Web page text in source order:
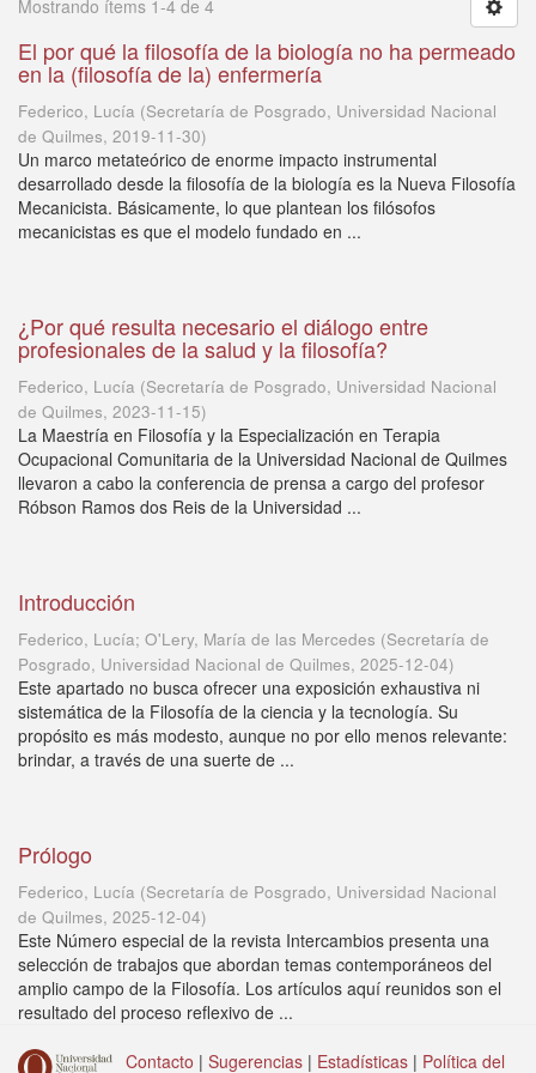
Mostrando ítems 1-4 de 4
El por qué la filosofía de la biología no ha permeado
en la (filosofía de la) enfermería
Federico, Lucía (Secretaría de Posgrado, Universidad Nacional
de Quilmes, 2019-11-30)
Un marco metateórico de enorme impacto instrumental
desarrollado desde la filosofía de la biología es la Nueva Filosofía
Mecanicista. Básicamente, lo que plantean los filósofos
mecanicistas es que el modelo fundado en ...
¿Por qué resulta necesario el diálogo entre
profesionales de la salud y la filosofía?
Federico, Lucía (Secretaría de Posgrado, Universidad Nacional
de Quilmes, 2023-11-15)
La Maestría en Filosofía y la Especialización en Terapia
Ocupacional Comunitaria de la Universidad Nacional de Quilmes
llevaron a cabo la conferencia de prensa a cargo del profesor
Róbson Ramos dos Reis de la Universidad ...
Introducción
Federico, Lucía; O'Lery, María de las Mercedes (Secretaría de
Posgrado, Universidad Nacional de Quilmes, 2025-12-04)
Este apartado no busca ofrecer una exposición exhaustiva ni
sistemática de la Filosofía de la ciencia y la tecnología. Su
propósito es más modesto, aunque no por ello menos relevante:
brindar, a través de una suerte de ...
Prólogo
Federico, Lucía (Secretaría de Posgrado, Universidad Nacional
de Quilmes, 2025-12-04)
Este Número especial de la revista Intercambios presenta una
selección de trabajos que abordan temas contemporáneos del
amplio campo de la Filosofía. Los artículos aquí reunidos son el
resultado del proceso reflexivo de ...
Contacto | Sugerencias | Estadísticas | Política del